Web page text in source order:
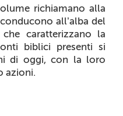
richiamano alla
all’alba del
caratterizzano la
biblici presenti si
di oggi, con la loro
azioni.